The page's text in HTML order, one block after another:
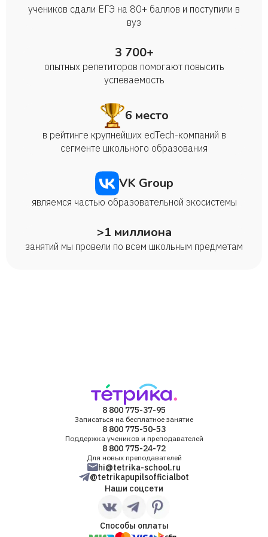
учеников сдали ЕГЭ на 80+ баллов и поступили в
вуз
3 700+
опытных репетиторов помогают повысить
успеваемость
6 место
в рейтинге крупнейших edTech-компаний в
сегменте школьного образования
VK Group
являемся частью образовательной экосистемы
>1 миллиона
занятий мы провели по всем школьным предметам
8 800 775-37-95
Записаться на бесплатное занятие
8 800 775-50-53
Поддержка учеников и преподавателей
8 800 775-24-72
Для новых преподавателей
hi@tetrika-school.ru
@tetrikapupilsofficialbot
Наши соцсети
Способы оплаты